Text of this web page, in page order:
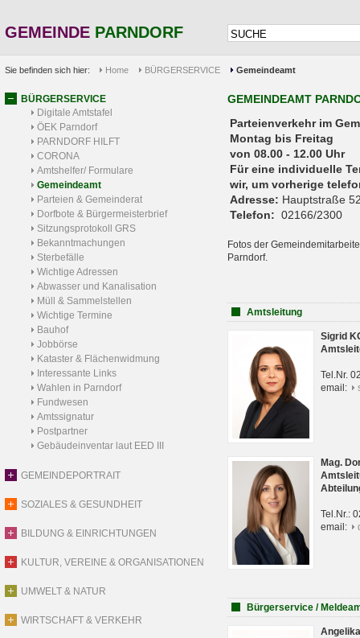
GEMEINDE PARNDORF
Sie befinden sich hier: Home BÜRGERSERVICE Gemeindeamt
BÜRGERSERVICE
Digitale Amtstafel
ÖEK Parndorf
PARNDORF HILFT
CORONA
Amtshelfer/ Formulare
Gemeindeamt
Parteien & Gemeinderat
Dorfbote & Bürgermeisterbrief
Sitzungsprotokoll GRS
Bekanntmachungen
Sterbefälle
Wichtige Adressen
Abwasser und Kanalisation
Müll & Sammelstellen
Wichtige Termine
Bauhof
Jobbörse
Kataster & Flächenwidmung
Interessante Links
Wahlen in Parndorf
Fundwesen
Amtssignatur
Postpartner
Gebäudeinventar laut EED III
GEMEINDEPORTRAIT
SOZIALES & GESUNDHEIT
BILDUNG & EINRICHTUNGEN
KULTUR, VEREINE & ORGANISATIONEN
UMWELT & NATUR
WIRTSCHAFT & VERKEHR
GEMEINDEAMT
Parteienverkehr
Montag bis Freitag
von 08.00 - 12.00 Uhr
Für eine individuelle
wir, um vorherige
Adresse: Hauptstraße
Telefon: 02166/2300
Fotos der
Parndorf.
Amtsleitung
Sigrid
Tel.Nr.
email:
Mag.
Tel.Nr.:
email:
Bürgerservice /